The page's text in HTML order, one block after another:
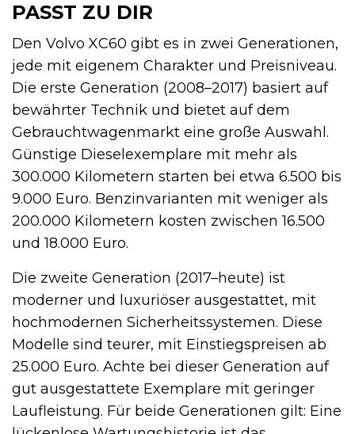
PASST ZU DIR
Den Volvo XC60 gibt es in zwei Generationen,
jede mit eigenem Charakter und Preisniveau.
Die erste Generation (2008–2017) basiert auf
bewährter Technik und bietet auf dem
Gebrauchtwagenmarkt eine große Auswahl.
Günstige Dieselexemplare mit mehr als
300.000 Kilometern starten bei etwa 6.500 bis
9.000 Euro. Benzinvarianten mit weniger als
200.000 Kilometern kosten zwischen 16.500
und 18.000 Euro.
Die zweite Generation (2017–heute) ist
moderner und luxuriöser ausgestattet, mit
hochmodernen Sicherheitssystemen. Diese
Modelle sind teurer, mit Einstiegspreisen ab
25.000 Euro. Achte bei dieser Generation auf
gut ausgestattete Exemplare mit geringer
Laufleistung. Für beide Generationen gilt: Eine